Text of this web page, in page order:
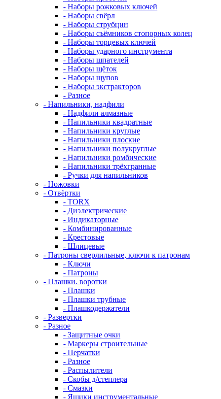
- Наборы рожковых ключей
- Наборы свёрл
- Наборы струбцин
- Наборы съёмников стопорных колец
- Наборы торцевых ключей
- Наборы ударного инструмента
- Наборы шпателей
- Наборы щёток
- Наборы щупов
- Наборы экстракторов
- Разное
- Напильники, надфили
- Надфили алмазные
- Напильники квадратные
- Напильники круглые
- Напильники плоские
- Напильники полукруглые
- Напильники ромбические
- Напильники трёхгранные
- Ручки для напильников
- Ножовки
- Отвёртки
- TORX
- Диэлектрические
- Индикаторные
- Комбинированные
- Крестовые
- Шлицевые
- Патроны сверлильные, ключи к патронам
- Ключи
- Патроны
- Плашки. воротки
- Плашки
- Плашки трубные
- Плашкодержатели
- Развертки
- Разное
- Защитные очки
- Маркеры строительные
- Перчатки
- Разное
- Распылители
- Скобы д/степлера
- Смазки
- Ящики инструментальные